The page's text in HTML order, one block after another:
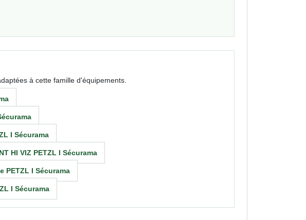
à cette famille d'équipements.
I Sécurama
HI VIZ PETZL I Sécurama
PETZL I Sécurama
I Sécurama